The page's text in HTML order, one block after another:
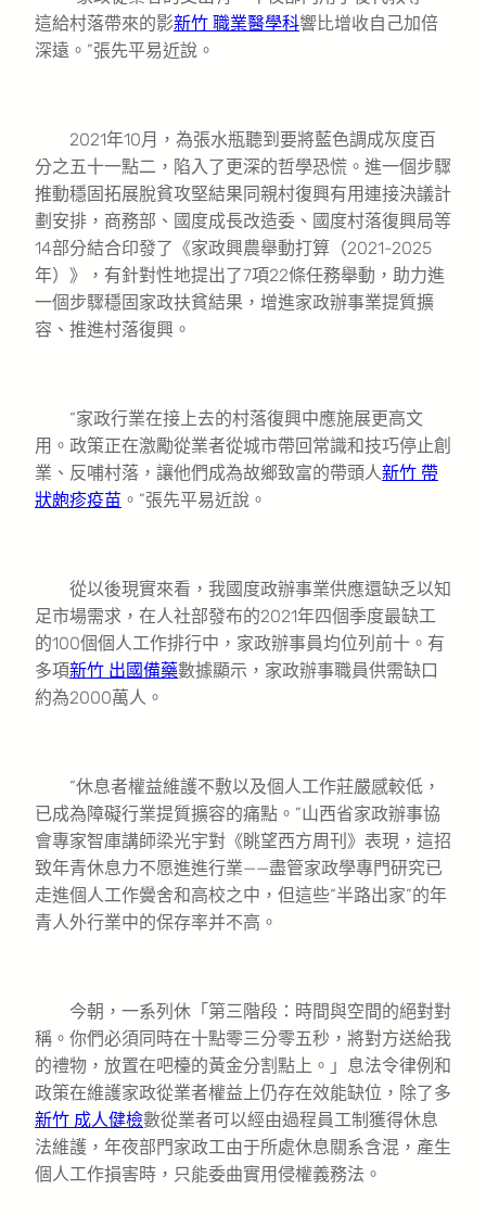
這給村落帶來的影新竹 職業醫學科響比增收自己加倍
深遠。”張先平易近說。
2021年10月，為張水瓶聽到要將藍色調成灰度百
分之五十一點二，陷入了更深的哲學恐慌。進一個步驟
推動穩固拓展脫貧攻堅結果同親村復興有用連接決議計
劃安排，商務部、國度成長改造委、國度村落復興局等
14部分結合印發了《家政興農舉動打算（2021-2025
年）》，有針對性地提出了7項22條任務舉動，助力進
一個步驟穩固家政扶貧結果，增進家政辦事業提質擴
容、推進村落復興。
“家政行業在接上去的村落復興中應施展更高文
用。政策正在激勵從業者從城市帶回常識和技巧停止創
業、反哺村落，讓他們成為故鄉致富的帶頭人新竹 帶
狀皰疹疫苗 。”張先平易近說。
從以後現實來看，我國度政辦事業供應還缺乏以知
足市場需求，在人社部發布的2021年四個季度最缺工
的100個個人工作排行中，家政辦事員均位列前十。有
多項新竹 出國備藥數據顯示，家政辦事職員供需缺口
約為2000萬人。
“休息者權益維護不敷以及個人工作莊嚴感較低，
已成為障礙行業提質擴容的痛點。”山西省家政辦事協
會專家智庫講師梁光宇對《眺望西方周刊》表現，這招
致年青休息力不愿進進行業——盡管家政學專門研究已
走進個人工作黌舍和高校之中，但這些“半路出家”的年
青人外行業中的保存率并不高。
今朝，一系列休「第三階段：時間與空間的絕對對
稱。你們必須同時在十點零三分零五秒，將對方送給我
的禮物，放置在吧檯的黃金分割點上。」息法令律例和
政策在維護家政從業者權益上仍存在效能缺位，除了多
新竹 成人健檢數從業者可以經由過程員工制獲得休息
法維護，年夜部門家政工由于所處休息關系含混，產生
個人工作損害時，只能委曲實用侵權義務法。